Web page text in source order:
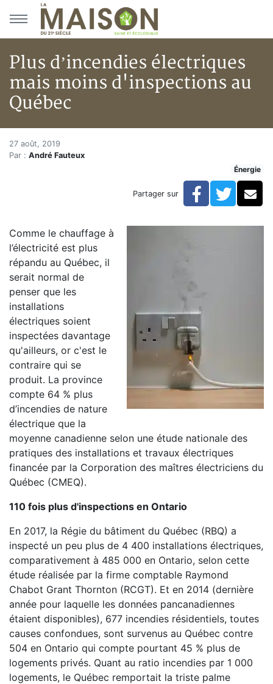
Aller au menu principal
Aller au contenu principal
Plus d’incendies électriques
mais moins d'inspections au
Québec
Accueil
Articles
Plus d’incendies électriques mais moins
Plus d’incendies électriques
27 août, 2019
Par : André Fauteux
Énergie
Partager sur Facebook
Comme le chauffage à
l’électricité est plus
répandu au Québec, il
serait normal de
penser que les
installations
électriques soient
inspectées davantage
qu'ailleurs, or c'est le
contraire qui se
produit. La province
compte 64 % plus
d’incendies de nature
électrique que la
moyenne canadienne selon une étude nationale des
pratiques des installations et travaux électriques
financée par la Corporation des maîtres électriciens du
Québec (CMEQ).
110 fois plus d'inspections en Ontario
En 2017, la Régie du bâtiment du Québec (RBQ) a
inspecté un peu plus de 4 400 installations électriques,
comparativement à 485 000 en Ontario, selon cette
étude réalisée par la firme comptable Raymond
Chabot Grant Thornton (RCGT). Et en 2014 (dernière
année pour laquelle les données pancanadiennes
étaient disponibles), 677 incendies résidentiels, toutes
causes confondues, sont survenus au Québec contre
504 en Ontario qui compte pourtant 45 % plus de
logements privés. Quant au ratio incendies par 1 000
logements, le Québec remportait la triste palme